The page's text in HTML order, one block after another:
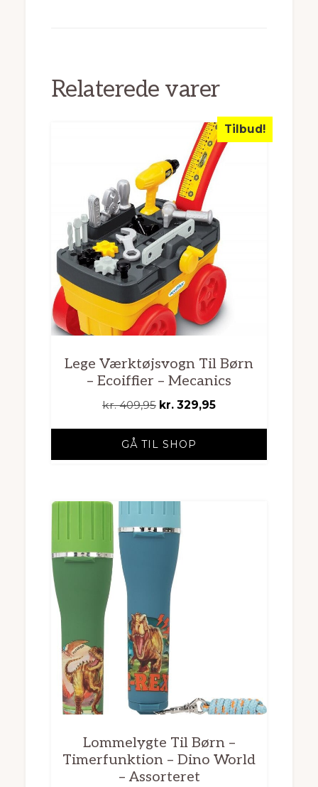
Relaterede varer
Tilbud!
Lege Værktøjsvogn Til Børn
– Ecoiffier – Mecanics
kr.409,95 Den
pris
kr. 329,95Den
GÅ TIL SHOP
Lommelygte Til Børn –
Timerfunktion – Dino World
– Assorteret